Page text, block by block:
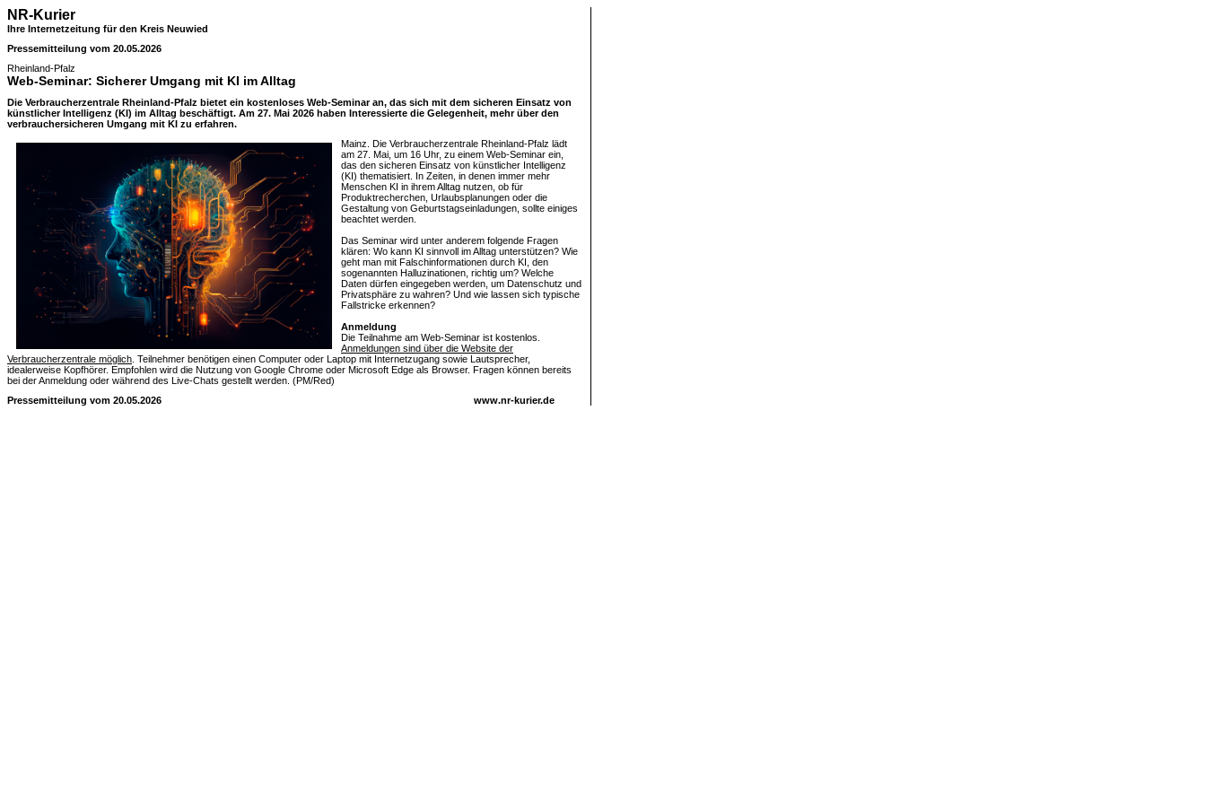
NR-Kurier
Ihre Internetzeitung für den Kreis Neuwied
Pressemitteilung vom 20.05.2026
Rheinland-Pfalz
Web-Seminar: Sicherer Umgang mit KI im Alltag
Die Verbraucherzentrale Rheinland-Pfalz bietet ein kostenloses Web-Seminar an, das sich mit dem sicheren Einsatz von
künstlicher Intelligenz (KI) im Alltag beschäftigt. Am 27. Mai 2026 haben Interessierte die Gelegenheit, mehr über den
verbrauchersicheren Umgang mit KI zu erfahren.
Mainz. Die Verbraucherzentrale Rheinland-Pfalz lädt
am 27. Mai, um 16 Uhr, zu einem Web-Seminar ein,
das den sicheren Einsatz von künstlicher Intelligenz
(KI) thematisiert. In Zeiten, in denen immer mehr
Menschen KI in ihrem Alltag nutzen, ob für
Produktrecherchen, Urlaubsplanungen oder die
Gestaltung von Geburtstagseinladungen, sollte einiges
beachtet werden.
Das Seminar wird unter anderem folgende Fragen
klären: Wo kann KI sinnvoll im Alltag unterstützen? Wie
geht man mit Falschinformationen durch KI, den
sogenannten Halluzinationen, richtig um? Welche
Daten dürfen eingegeben werden, um Datenschutz und
Privatsphäre zu wahren? Und wie lassen sich typische
Fallstricke erkennen?
Anmeldung
Die Teilnahme am Web-Seminar ist kostenlos.
Anmeldungen sind über die Website der
Verbraucherzentrale möglich . Teilnehmer benötigen einen Computer oder Laptop mit Internetzugang sowie Lautsprecher,
idealerweise Kopfhörer. Empfohlen wird die Nutzung von Google Chrome oder Microsoft Edge als Browser. Fragen können bereits
bei der Anmeldung oder während des Live-Chats gestellt werden. (PM/Red)
Pressemitteilung vom 20.05.2026
www.nr-kurier.de